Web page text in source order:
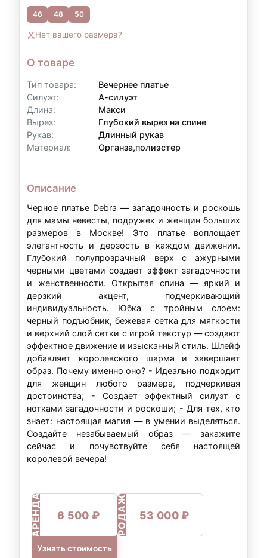
46 48 50
Нет вашего размера?
О товаре
Тип товара:
Вечернее платье
Силуэт:
А-силуэт
Длина:
Макси
Вырез:
Глубокий вырез на спине
Рукав:
Длинный рукав
Материал:
Органза,полиэстер
Описание
Черное платье Debra — загадочность и роскошь
для мамы невесты, подружек и женщин больших
размеров в Москве! Это платье воплощает
элегантность и дерзость в каждом движении.
Глубокий полупрозрачный верх с ажурными
черными цветами создает эффект загадочности
и женственности. Открытая спина — яркий и
дерзкий акцент, подчеркивающий
индивидуальность. Юбка с тройным слоем:
черный подъюбник, бежевая сетка для мягкости
и верхний слой сетки с игрой текстур — создают
эффектное движение и изысканный стиль. Шлейф
добавляет королевского шарма и завершает
образ. Почему именно оно? - Идеально подходит
для женщин любого размера, подчеркивая
достоинства; - Создает эффектный силуэт с
нотками загадочности и роскоши; - Для тех, кто
знает: настоящая магия — в умении выделяться.
Создайте незабываемый образ — закажите
сейчас и почувствуйте себя настоящей
королевой вечера!
АРЕНДА 6 500 ₽
Узнать стоимость
ПРОДАЖА 53 000 ₽
Контакты для уточнения:
По всем вопросам, связанным с
оформлением рассрочки, вы можете
Телефон:
+7 (903) 718-28-15
WhatsApp:
+7 (903) 718-28-15
Режим работы:вт–вс: 11:00–20:00
варьироваться в зависимости от суммы аренды
и индивидуальных обстоятельств. Точные
условия уточняйте у наших менеджеров.